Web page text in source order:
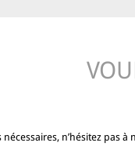
n’hésitez pas à